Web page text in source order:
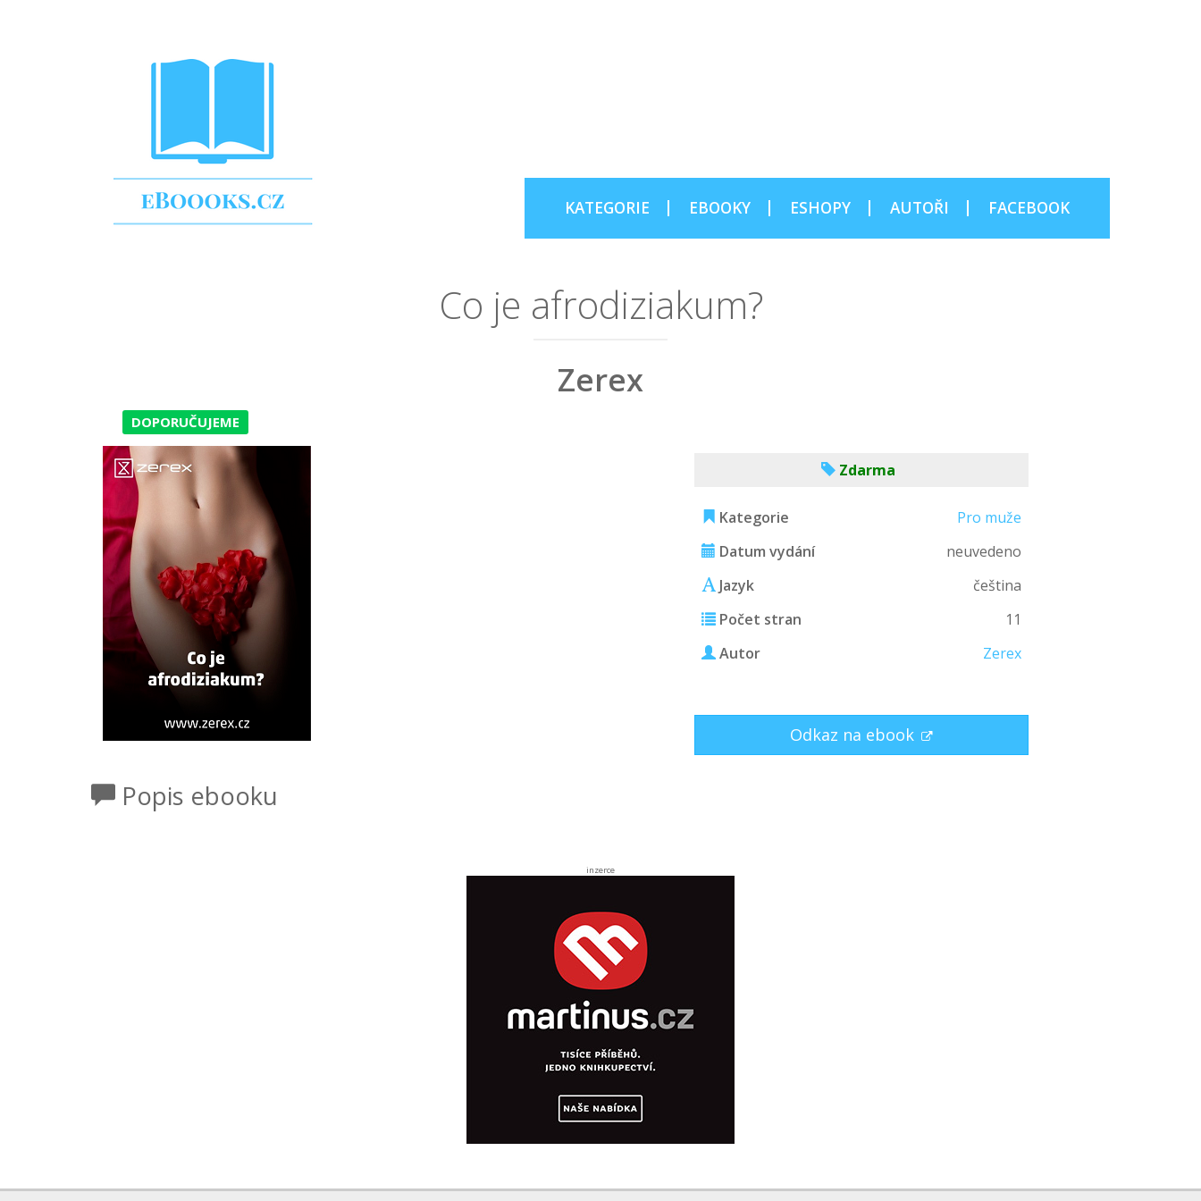
KATEGORIE EBOOKY ESHOPY AUTOŘI FACEBOOK
Co je afrodiziakum?
Zerex
DOPORUČUJEME
Zdarma
Kategorie
Pro muže
Datum vydání
neuvedeno
Jazyk
čeština
Počet stran
11
Autor
Zerex
Odkaz na ebook
Popis ebooku
inzerce